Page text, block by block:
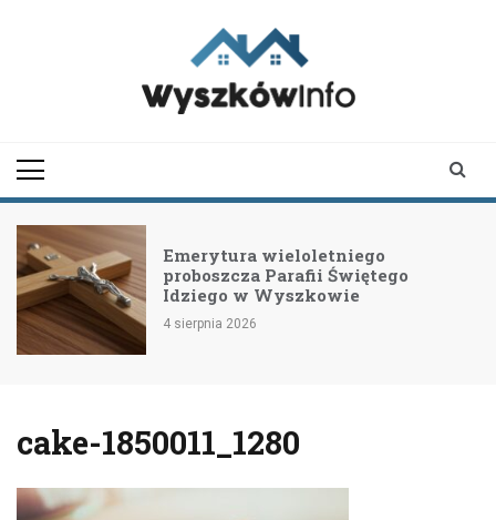
Emerytura wieloletniego
proboszcza Parafii Świętego
Idziego w Wyszkowie
4 sierpnia 2026
cake-1850011_1280